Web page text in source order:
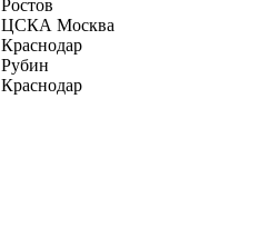
Ростов
ЦСКА Москва
Краснодар
Рубин
Краснодар